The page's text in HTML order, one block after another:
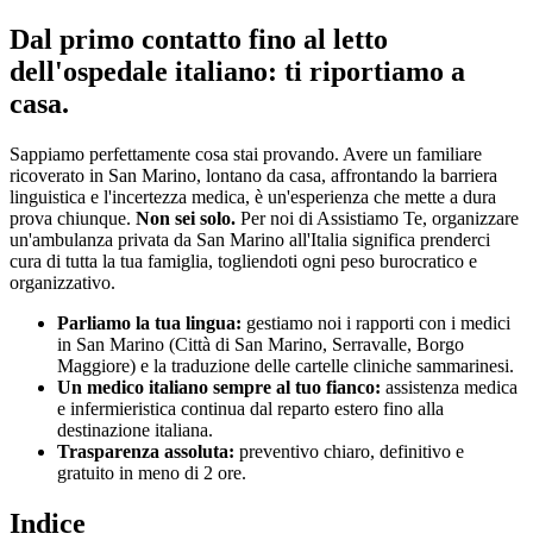
Dal primo contatto fino al letto
dell'ospedale italiano: ti riportiamo a
casa.
Sappiamo perfettamente cosa stai provando. Avere un familiare
ricoverato in San Marino, lontano da casa, affrontando la barriera
linguistica e l'incertezza medica, è un'esperienza che mette a dura
prova chiunque. Non sei solo. Per noi di Assistiamo Te, organizzare
un'ambulanza privata da San Marino all'Italia significa prenderci
cura di tutta la tua famiglia, togliendoti ogni peso burocratico e
organizzativo.
Parliamo la tua lingua: gestiamo noi i rapporti con i medici
in San Marino (Città di San Marino, Serravalle, Borgo
Maggiore) e la traduzione delle cartelle cliniche sammarinesi.
Un medico italiano sempre al tuo fianco: assistenza medica
e infermieristica continua dal reparto estero fino alla
destinazione italiana.
Trasparenza assoluta: preventivo chiaro, definitivo e
gratuito in meno di 2 ore.
Indice